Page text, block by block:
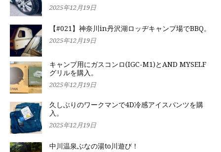
2025年12月19日
【#021】神奈川in丹沢湖ロッヂキャンプ場でBBQ。
2025年12月19日
キャンプ用にガスコンロ(IGC-M1)とAND MYSELF
グリルを購入。
2025年12月19日
久しぶりのワークマンで4D冷感アイスパンツを購
入。
2025年12月19日
中川温泉ぶなの湯to川遊び！